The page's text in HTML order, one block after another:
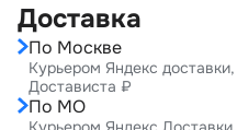
Доставка
По Москве
Курьером Яндекс доставки,
Достависта ₽
По МО